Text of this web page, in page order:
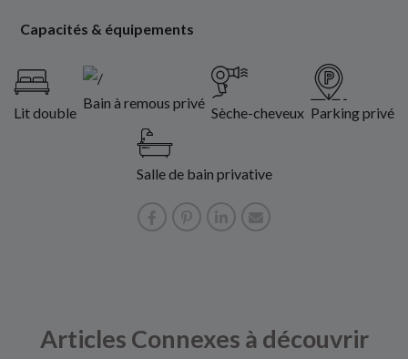
Capacités & équipements
Lit double
Bain à remous privé
Sèche-cheveux Parking privé
Salle de bain privative
Articles Connexes à découvrir